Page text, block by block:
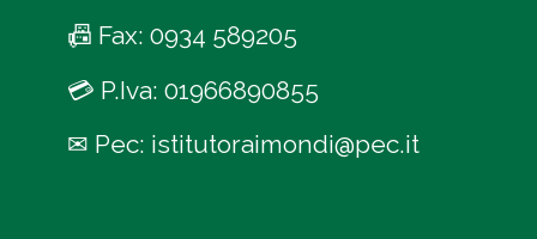
📠 Fax: 0934 589205
💳 P.Iva: 01966890855
✉ Pec: istitutoraimondi@pec.it